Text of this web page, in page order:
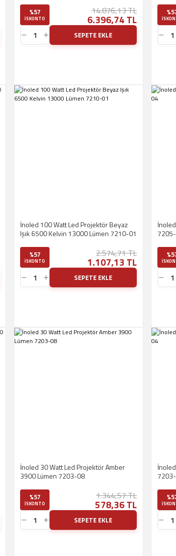
%57
ISKONTO
14.876,13 TL
6.396,74 TL
SEPETE EKLE
İnoled 100 Watt Led Projektör Beyaz
Işık 6500 Kelvin 13000 Lümen 7210-01
%57
ISKONTO
2.574,71 TL
1.107,13 TL
SEPETE EKLE
İnoled 30 Watt Led Projektör Amber
3900 Lümen 7203-08
%57
ISKONTO
1.344,57 TL
578,36 TL
SEPETE EKLE